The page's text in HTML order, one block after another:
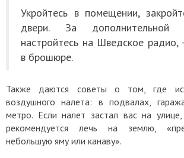
Укройтесь в помещении,
двери. За дополнительной
настройтесь на Шведское радио,
в брошюре.
Также даются советы о том, где
воздушного налета: в подвалах,
метро. Если налет застал вас на
рекомендуется лечь на землю,
небольшую яму или канаву».